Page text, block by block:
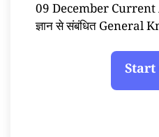
09 December Current
ज्ञान से संबंधित General